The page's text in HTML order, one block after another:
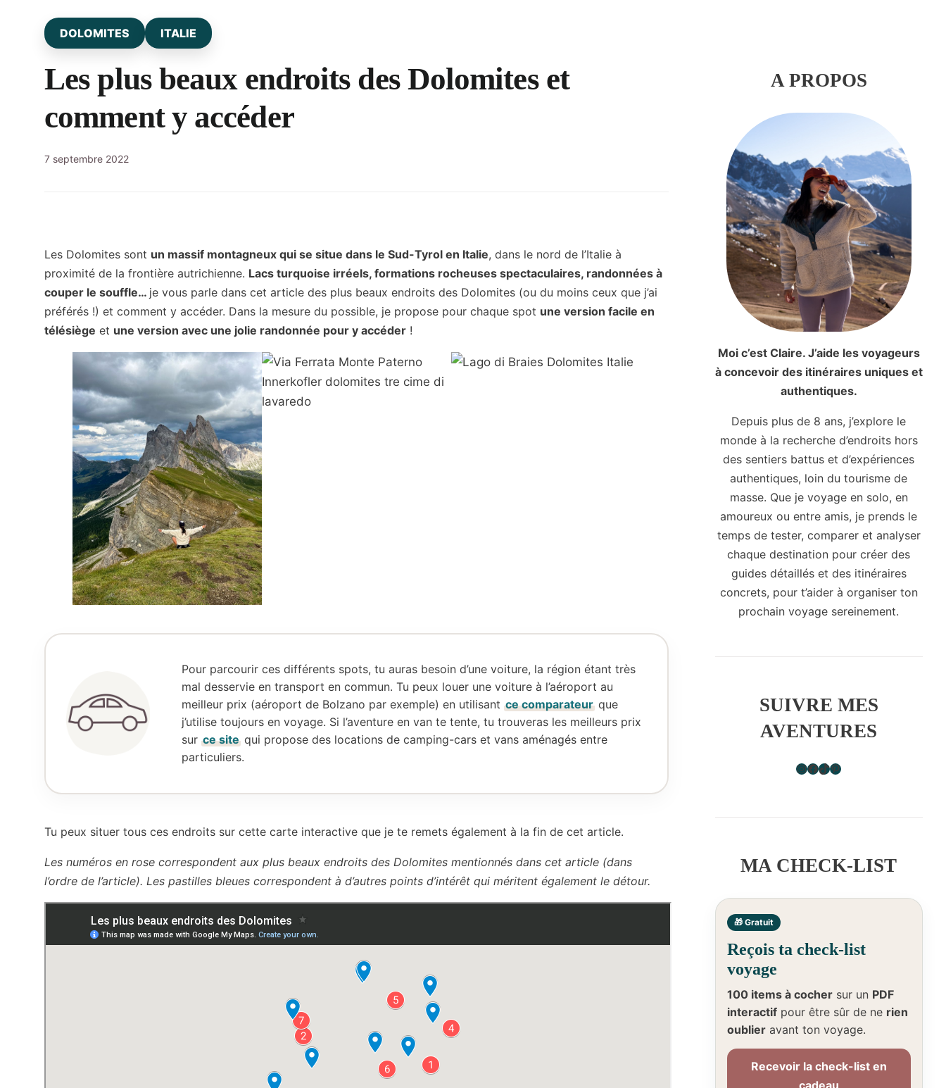
DOLOMITES ITALIE
Les plus beaux endroits des Dolomites et
comment y accéder
7 septembre 2022
Les Dolomites sont un massif montagneux qui se situe dans le Sud-Tyrol en Italie, dans le nord de l’Italie à
proximité de la frontière autrichienne. Lacs turquoise irréels, formations rocheuses spectaculaires, randonnées à
couper le souffle… je vous parle dans cet article des plus beaux endroits des Dolomites (ou du moins ceux que j’ai
préférés !) et comment y accéder. Dans la mesure du possible, je propose pour chaque spot une version facile en
télésiège et une version avec une jolie randonnée pour y accéder !
Pour parcourir ces différents spots, tu auras besoin d’une voiture, la région étant très
mal desservie en transport en commun. Tu peux louer une voiture à l’aéroport au
meilleur prix (aéroport de Bolzano par exemple) en utilisant ce comparateur que
j’utilise toujours en voyage. Si l’aventure en van te tente, tu trouveras les meilleurs prix
sur ce site qui propose des locations de camping-cars et vans aménagés entre
particuliers.
Tu peux situer tous ces endroits sur cette carte interactive que je te remets également à la fin de cet article.
Les numéros en rose correspondent aux plus beaux endroits des Dolomites mentionnés dans cet article (dans
l’ordre de l’article). Les pastilles bleues correspondent à d’autres points d’intérêt qui méritent également le détour.
A PROPOS
Moi c’est Claire. J’aide les voyageurs
à concevoir des itinéraires uniques et
authentiques.
Depuis plus de 8 ans, j’explore le
monde à la recherche d’endroits hors
des sentiers battus et d’expériences
authentiques, loin du tourisme de
masse. Que je voyage en solo, en
amoureux ou entre amis, je prends le
temps de tester, comparer et analyser
chaque destination pour créer des
guides détaillés et des itinéraires
concrets, pour t’aider à organiser ton
prochain voyage sereinement.
SUIVRE MES
AVENTURES
InstagramFacebook TikTok Pinterest
MA CHECK-LIST
🎁 Gratuit
Reçois ta check-list
voyage
100 items à cochersur un PDF
interactifpour être sûr de ne rien
oublieravant ton voyage.
Recevoir la check-list en